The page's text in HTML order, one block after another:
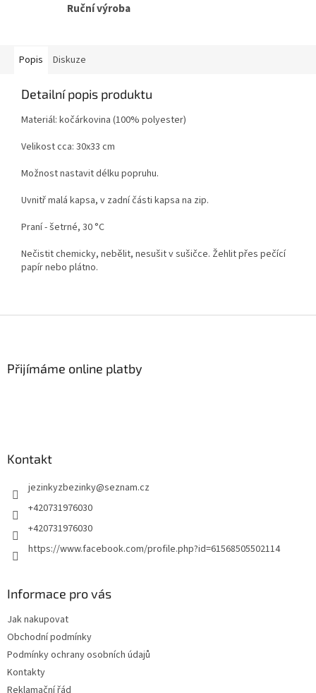
Ruční výroba
Popis Diskuze
Detailní popis produktu
Materiál: kočárkovina (100% polyester)
Velikost cca: 30x33 cm
Možnost nastavit délku popruhu.
Uvnitř malá kapsa, v zadní části kapsa na zip.
Praní - šetrné, 30 °C
Nečistit chemicky, nebělit, nesušit v sušičce. Žehlit přes pečící
papír nebo plátno.
Přijímáme online platby
Kontakt
jezinkyzbezinky@seznam.cz
+420731976030
+420731976030
https://www.facebook.com/profile.php?id=61568505502114
Informace pro vás
Jak nakupovat
Obchodní podmínky
Podmínky ochrany osobních údajů
Kontakty
Reklamační řád